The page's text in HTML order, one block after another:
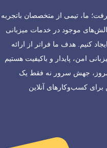
ما، تیمی از متخصصان باتجربه
موجود در خدمات میزبانی
کنیم. هدف ما فراتر از ارائه
امن، پایدار و باکیفیت هستیم
امروز، جهش سرور نه فقط یک
کسب‌وکارهای آنلاین